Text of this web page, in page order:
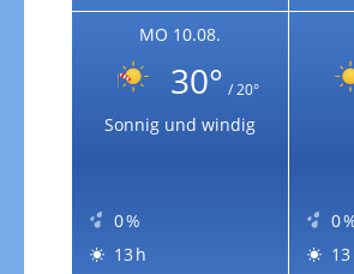
MO 10.08.
30° / 20°
Sonnig und windig
0 %
13 h
0
13